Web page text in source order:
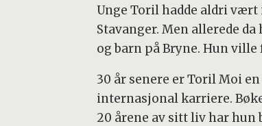
Unge Toril hadde aldri vært
Stavanger. Men allerede
og barn på Bryne. Hun
30 år senere er Toril Moi
internasjonal karriere.
20 årene av sitt liv har hun